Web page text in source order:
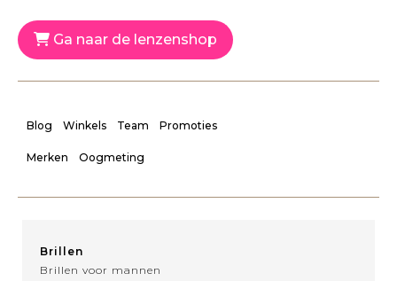
Ga naar de lenzenshop
Blog Winkels Team Promoties
Merken Oogmeting
Brillen
Brillen voor mannen